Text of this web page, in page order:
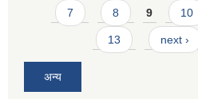
7 8 9 10
13 next ›
अन्य